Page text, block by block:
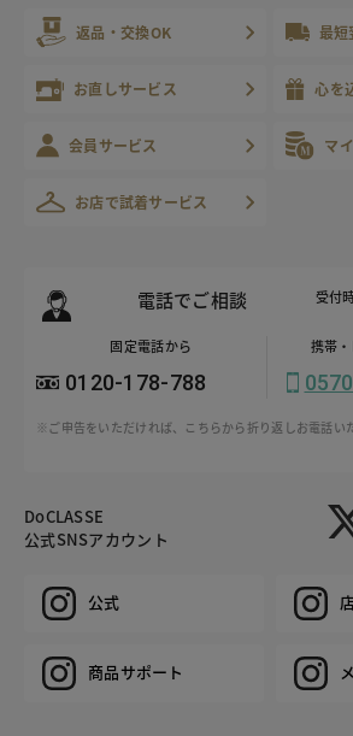
返品・交換OK 最短
お直しサービス 心を
会員サービス マ
お店で試着サービス
電話でご相談 受付
固定電話から
0120-178-788
携帯・
※ご申告をいただければ、こちらから折り返しお電話い
DoCLASSE
公式SNSアカウント
公式
商品サポート